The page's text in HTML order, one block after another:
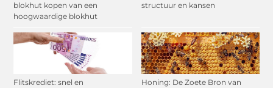
blokhut kopen van een
hoogwaardige blokhut
structuur en kansen
Flitskrediet: snel en
Honing: De Zoete Bron van